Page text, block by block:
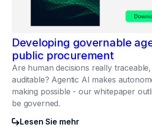
Developing governable
public procurement
Are human decisions really
auditable? Agentic AI makes
making possible - our whitepaper
be governed.
Lesen Sie mehr